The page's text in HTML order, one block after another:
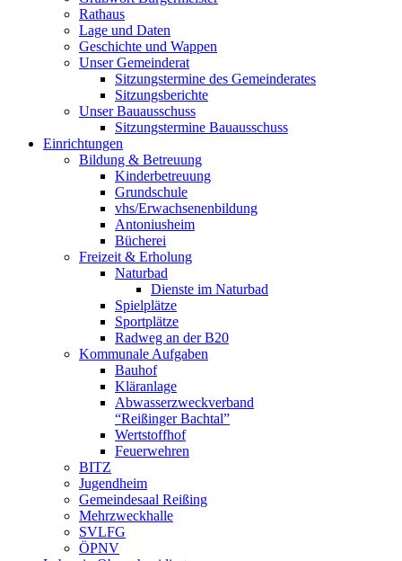
Rathaus
Lage und Daten
Geschichte und Wappen
Unser Gemeinderat
Sitzungstermine des Gemeinderates
Sitzungsberichte
Unser Bauausschuss
Sitzungstermine Bauausschuss
Einrichtungen
Bildung & Betreuung
Kinderbetreuung
Grundschule
vhs/Erwachsenenbildung
Antoniusheim
Bücherei
Freizeit & Erholung
Naturbad
Dienste im Naturbad
Spielplätze
Sportplätze
Radweg an der B20
Kommunale Aufgaben
Bauhof
Kläranlage
Abwasserzweckverband
“Reißinger Bachtal”
Wertstoffhof
Feuerwehren
BITZ
Jugendheim
Gemeindesaal Reißing
Mehrzweckhalle
SVLFG
ÖPNV